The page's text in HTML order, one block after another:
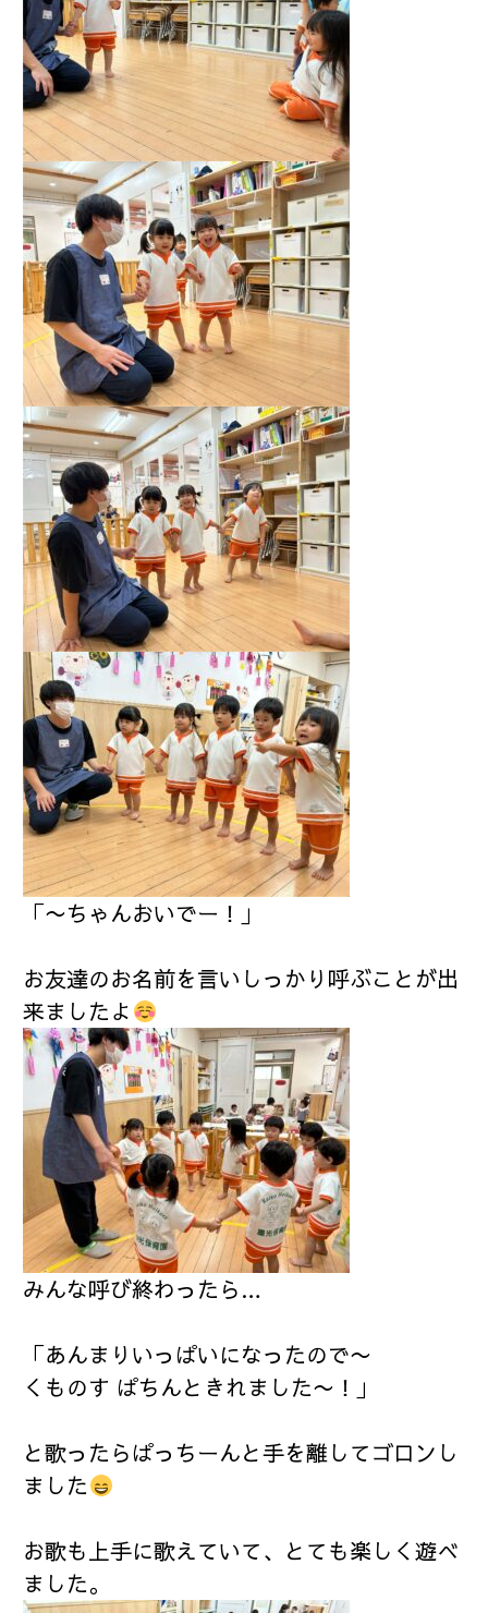
「〜ちゃんおいでー！｣
お友達のお名前を言いしっかり呼ぶことが出
来ましたよ
みんな呼び終わったら…
「あんまりいっぱいになったので〜
くものす ぱちんときれました〜！｣
と歌ったらぱっちーんと手を離してゴロンし
ました
お歌も上手に歌えていて、とても楽しく遊べ
ました。